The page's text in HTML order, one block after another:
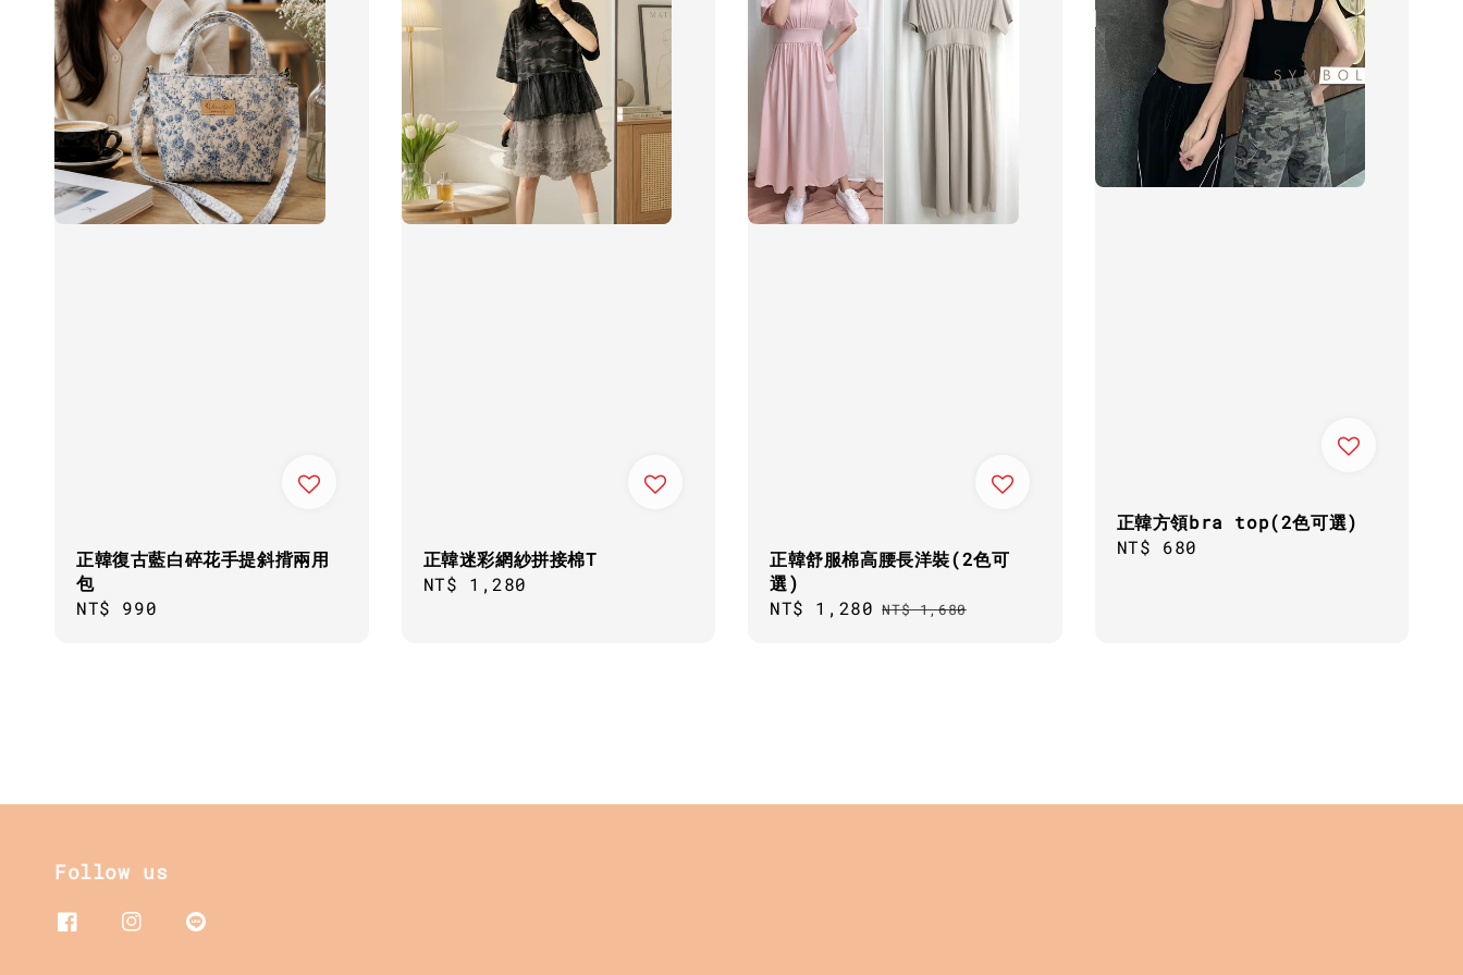
正韓復古藍白碎花手提斜揹兩用
包
Regular
NT$ 990
正韓迷彩網紗拼接棉T
Regular
NT$ 1,280
正韓舒服棉高腰長洋裝(2色可
選)
Sale
NT$ 1,280 Regular
NT$ 1,680
正韓方領bra top(2色可選)
Regular
NT$ 680
Follow us